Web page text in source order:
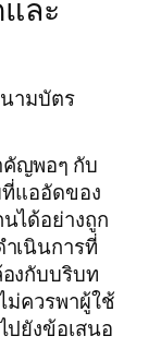
ละ
ามบัตร
คัญพอๆ กับ
ที่แออัดของ
ได้อย่างถูก
เนินการที่
งกับบริบท
ม่ควรพาผู้ใช้
ปยังข้อเสนอ